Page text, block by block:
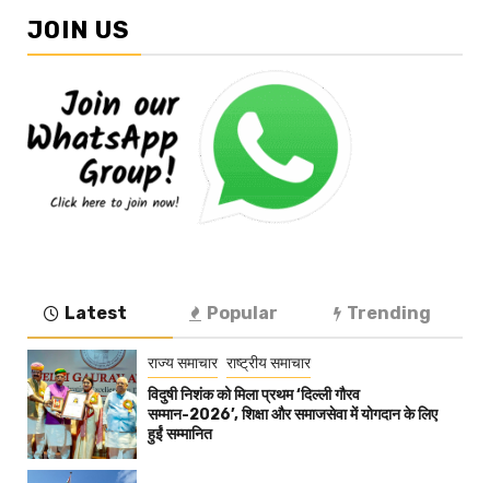
JOIN US
Latest Popular Trending
राज्य समाचार राष्ट्रीय समाचार
विदुषी निशंक को मिला प्रथम ‘दिल्ली गौरव
सम्मान-2026’, शिक्षा और समाजसेवा में योगदान के लिए
हुईं सम्मानित